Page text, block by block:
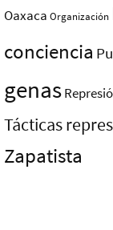
Oaxaca Organización
conciencia
genas
Tácticas
Zapatista